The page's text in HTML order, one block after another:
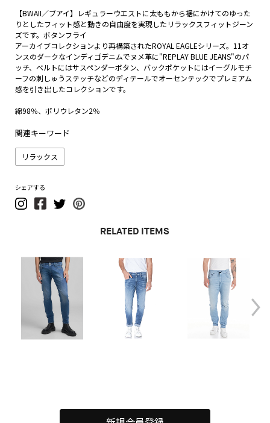
【BWAII／ブアイ】レギュラーウエストに太ももから裾にかけてのゆった
りとしたフィット感と動きの自由度を実現したリラックスフィットジーン
ズです。ボタンフライ
アーカイブコレクションより再構築されたROYAL EAGLEシリーズ。11オ
ンスのダークなインディゴデニムでヌメ革に"REPLAY BLUE JEANS"のパ
ッチ、ベルトにはサスペンダーボタン、バックポケットにはイーグルモチ
ーフの刺しゅうステッチなどのディテールでオーセンテックでプレミアム
感を引き出したコレクションです。
綿98％、ポリウレタン2％
関連キーワード
リラックス
シェアする
RELATED ITEMS